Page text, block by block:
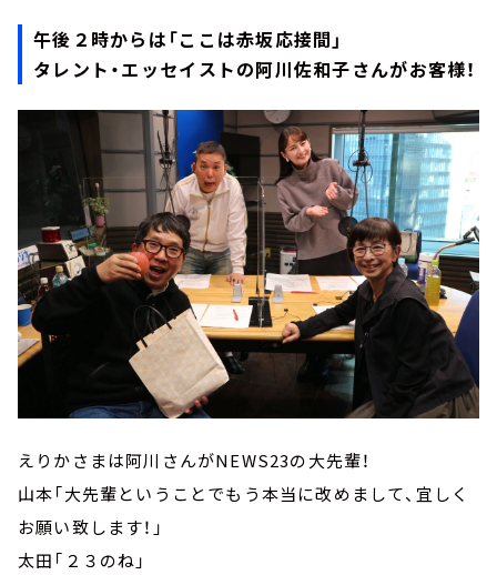
午後２時からは「ここは赤坂応接間」
タレント・エッセイストの阿川佐和子さんがお客様！
えりかさまは阿川さんがNEWS23の大先輩！
山本「大先輩ということでもう本当に改めまして、宜しく
お願い致します！」
太田「２３のね」